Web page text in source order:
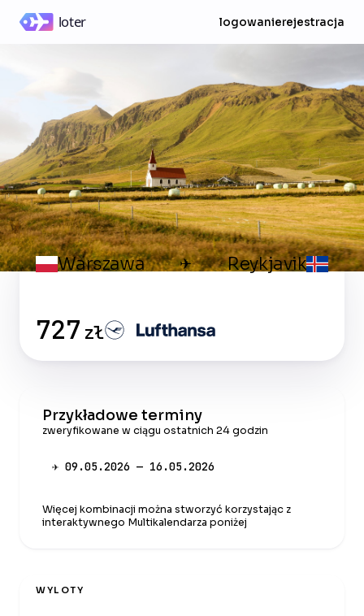
logowanierejestracja
Warszawa ✈ Reykjavik
727 zł
Przykładowe terminy
zweryfikowane w ciągu ostatnich 24 godzin
✈ 09.05.2026 — 16.05.2026
Więcej kombinacji można stworzyć korzystając z
interaktywnego Multikalendarza poniżej
WYLOTY